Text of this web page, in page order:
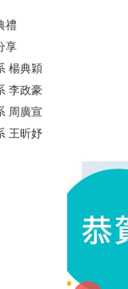
禮
享
楊典穎
李政豪
周廣宣
王昕妤